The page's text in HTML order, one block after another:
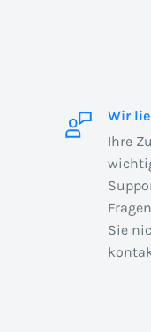
Wir
Ihre
Sie